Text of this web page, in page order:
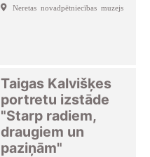
Neretas novadpētniecības muzejs
Taigas Kalvišķes
portretu izstāde
"Starp radiem,
draugiem un
paziņām"